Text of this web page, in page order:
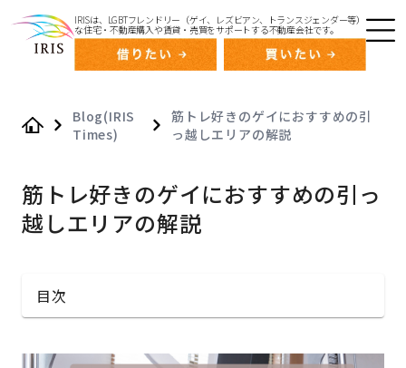
IRISは、LGBTフレンドリー（ゲイ、レズビアン、トランスジェンダー等）
な住宅・不動産購入や賃貸・売買をサポートする不動産会社です。
Blog(IRIS
Times)
筋トレ好きのゲイにおすすめの引
っ越しエリアの解説
筋トレ好きのゲイにおすすめの引っ
越しエリアの解説
目次